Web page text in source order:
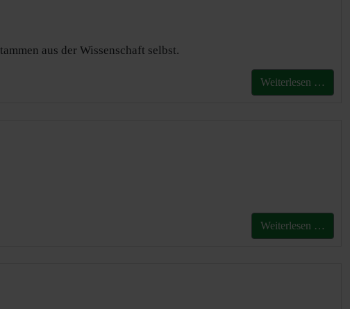
aus der Wissenschaft selbst.
Weiterlesen …
Weiterlesen …